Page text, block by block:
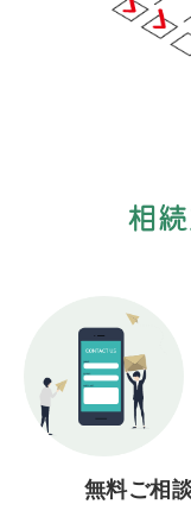
相
無料ご相